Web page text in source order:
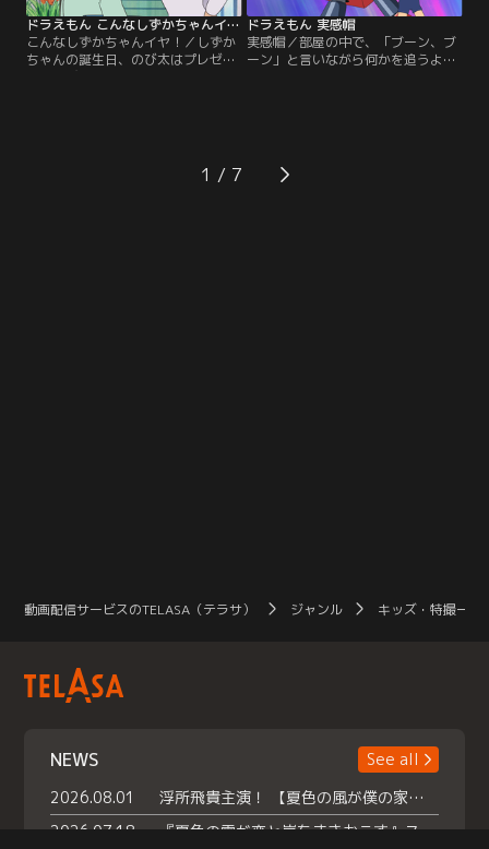
ドラえもん こんなしずかちゃんイヤ！
こんなしずかちゃんイヤ！／しずか
ちゃんの誕生日、のび太はプレゼン
トに花びんを手作りしたものの、あ
してくれた『スパイ衛星』でさぐっ
ドラえもん 実感帽
実感帽／部屋の中で、「ブーン、ブ
ーン」と言いながら何かを追うよう
行機のおもちゃを飛ばしている」と
答える。
1
動画配信サービスのTELASA（テラサ） ジャンル キッズ・特撮一覧
NEWS
See all
2026.08.01
浮所飛貴主演！ 【夏色の風が僕の家にやってきた】 本日よりテラサで独占配信スタート！
2026.07.18
『夏色の雲が恋と嵐をまきおこす』スペシャルメイキング 【Part1】2026年７月18日（土）23時30分～配信スタート！話題のシーンの裏側を大公開！豪華キャスト大集合！ 『武宮家 真夏の家族会議』開催！